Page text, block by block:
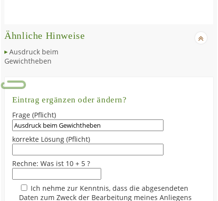
Ähnliche Hinweise
Ausdruck beim
Gewichtheben
Eintrag ergänzen oder ändern?
Frage (Pflicht)
korrekte Lösung (Pflicht)
Rechne: Was ist 10 + 5 ?
Ich nehme zur Kenntnis, dass die abgesendeten
Daten zum Zweck der Bearbeitung meines Anliegens